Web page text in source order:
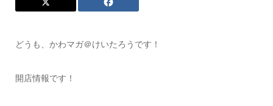
どうも、かわマガ＠けいたろうです！
開店情報です！